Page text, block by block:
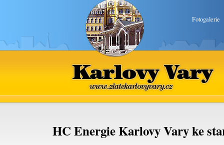
Fotogalerie
Karlovy Vary
www.zlatekarlovyvary.cz
HC Energie Karlovy Vary ke